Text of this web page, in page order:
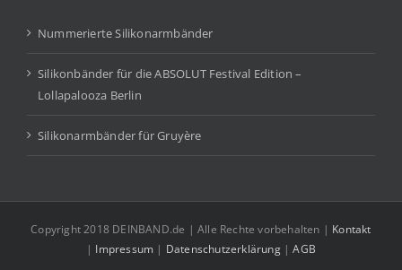
Nummerierte Silikonarmbänder
Silikonbänder für die ABSOLUT Festival Edition –
Lollapalooza Berlin
Silikonarmbänder für Gruyère
Copyright 2018 DEINBAND.de | Alle Rechte vorbehalten | Kontakt
| Impressum | Datenschutzerklärung|AGB